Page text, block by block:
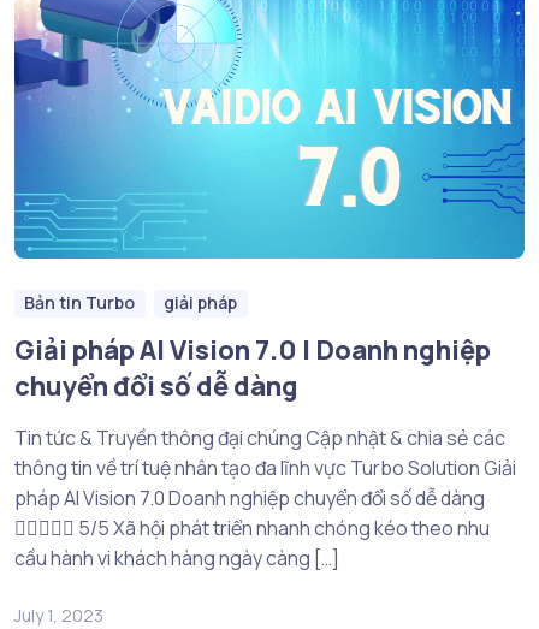
Bản tin Turbo giải pháp
Giải pháp AI Vision 7.0 | Doanh nghiệp
chuyển đổi số dễ dàng
Tin tức & Truyền thông đại chúng Cập nhật & chia sẻ các
thông tin về trí tuệ nhân tạo đa lĩnh vực Turbo Solution Giải
pháp AI Vision 7.0 Doanh nghiệp chuyển đổi số dễ dàng
 5/5 Xã hội phát triển nhanh chóng kéo theo nhu
cầu hành vi khách hàng ngày càng […]
July 1, 2023